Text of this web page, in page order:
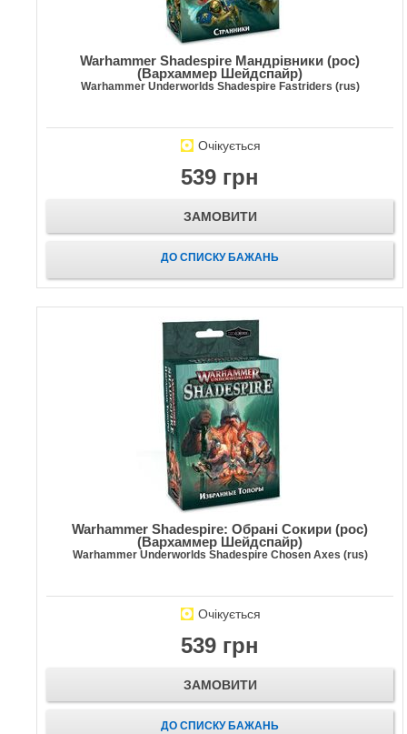
Warhammer Shadespire Мандрівники (рос)
(Вархаммер Шейдспайр)
Warhammer Underworlds Shadespire Fastriders (rus)
Очікується
539 грн
ЗАМОВИТИ
ДО СПИСКУ БАЖАНЬ
Warhammer Shadespire: Обрані Сокири (рос)
(Вархаммер Шейдспайр)
Warhammer Underworlds Shadespire Chosen Axes (rus)
Очікується
539 грн
ЗАМОВИТИ
ДО СПИСКУ БАЖАНЬ